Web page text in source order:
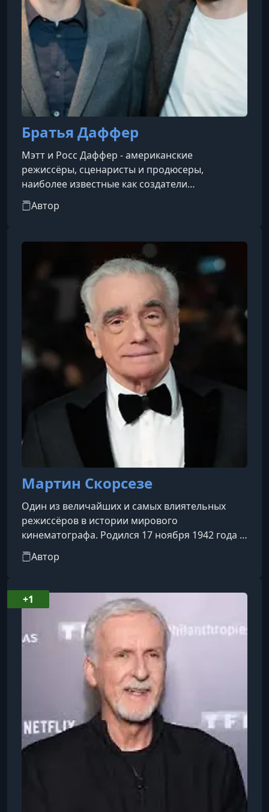
Братья Даффер
Мэтт и Росс Даффер - американские
режиссёры, сценаристы и продюсеры,
наиболее известные как создатели
популярного сериала «Очень странные дела»
(Stranger Things) на платформе Netflix. Они
Северная Каролина, и являются близнецами. С
раннего возраста братья увлекались
кинематографом, снимая собственные
фильмы на видеокамеру, подаренную им
родителями. В 2007 году они окончили
колледж кино и медиаискусств
Автор
Мартин Скорсезе
Один из величайших и самых влиятельных
режиссёров в истории мирового
кинематографа. Родился 17 ноября 1942 года в
Нью-Йорке, США, в семье итало-американцев.
Обладатель премии «Оскар» (лучший
глобуса», BAFTA и многих других
международных наград. Окончил Школу
искусств Тиш при Нью-Йоркском
университетеКультовые фильмы:Таксист
(1976)Сердце ангелаСлавные парни
(1990)Банды Нью-ЙоркаОтступникиОстров
Автор
+1